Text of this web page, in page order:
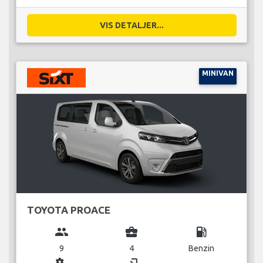
VIS DETALJER...
MINIVAN
TOYOTA PROACE
group
9
business_center
4
local_gas_station
Benzin